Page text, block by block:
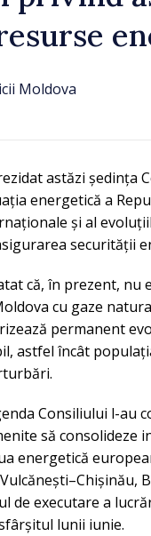
Moldova
astăzi ședința
energetică a
și al
securității
că, în prezent, nu
cu gaze
permanent
astfel încât
Consiliului l-au
să consolideze
energetică
de executare a
lunii iunie.